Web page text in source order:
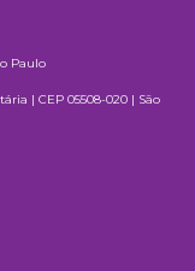
Paulo
| CEP 05508-020 | São